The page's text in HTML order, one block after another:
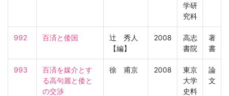
学研
究科
992 百済と倭国
辻 秀人
【編】
2008
高志
書院
著
書
993
百済を媒介とす
る高句麗と倭と
の交渉
徐 甫京 2008
東京
大学
史料
論
文